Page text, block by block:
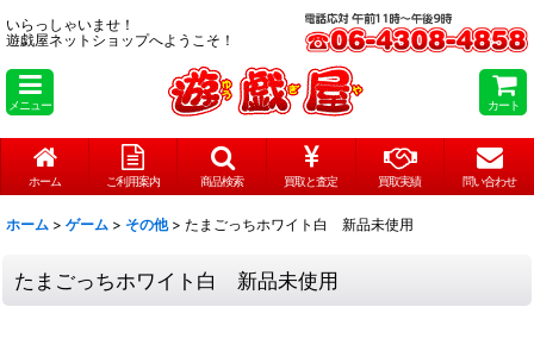
いらっしゃいませ！
遊戯屋ネットショップへようこそ！
メニュー カート
ホーム ご利用案内 商品検索 買取と査定 買取実績 問い合わせ
ホーム > ゲーム > その他 > たまごっちホワイト白 新品未使用
たまごっちホワイト白 新品未使用